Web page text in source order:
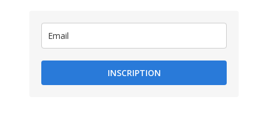
INSCRIPTION